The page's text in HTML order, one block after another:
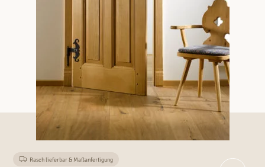
Rasch lieferbar & Maßanfertigung